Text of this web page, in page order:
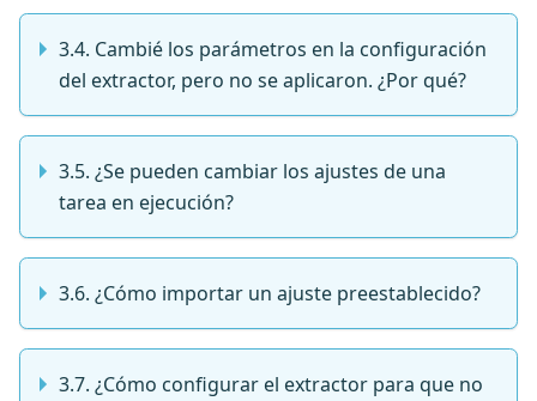
3.4. Cambié los parámetros en la configuración
del extractor, pero no se aplicaron. ¿Por qué?
3.5. ¿Se pueden cambiar los ajustes de una
tarea en ejecución?
3.6. ¿Cómo importar un ajuste preestablecido?
3.7. ¿Cómo configurar el extractor para que no